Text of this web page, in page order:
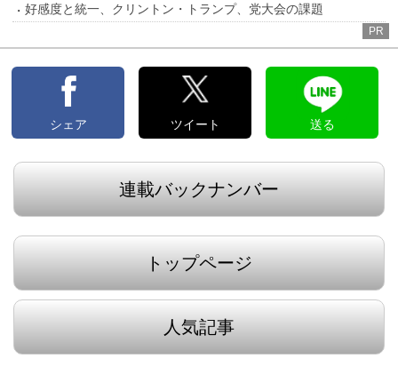
好感度と統一、クリントン・トランプ、党大会の課題
PR
シェア ツイート 送る
連載バックナンバー
トップページ
人気記事